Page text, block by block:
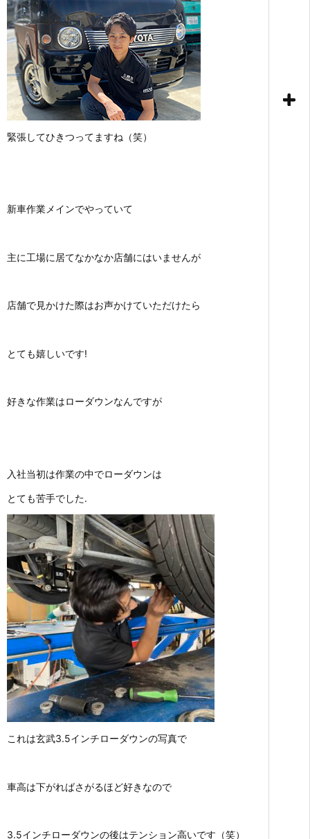
緊張してひきつってますね（笑）
新車作業メインでやっていて
主に工場に居てなかなか店舗にはいませんが
店舗で見かけた際はお声かけていただけたら
とても嬉しいです!
好きな作業はローダウンなんですが
入社当初は作業の中でローダウンは
とても苦手でした.
これは玄武3.5インチローダウンの写真で
車高は下がればさがるほど好きなので
3.5インチローダウンの後はテンション高いです（笑）